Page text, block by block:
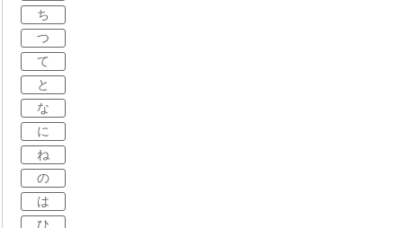
ち
つ
て
と
な
に
ね
の
は
ひ